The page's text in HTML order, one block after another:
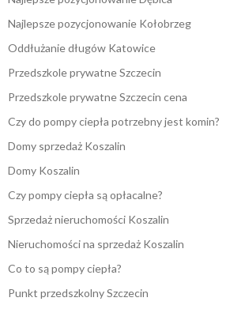
Najlepsze pozycjonowanie Kołobrzeg
Oddłużanie długów Katowice
Przedszkole prywatne Szczecin
Przedszkole prywatne Szczecin cena
Czy do pompy ciepła potrzebny jest komin?
Domy sprzedaż Koszalin
Domy Koszalin
Czy pompy ciepła są opłacalne?
Sprzedaż nieruchomości Koszalin
Nieruchomości na sprzedaż Koszalin
Co to są pompy ciepła?
Punkt przedszkolny Szczecin